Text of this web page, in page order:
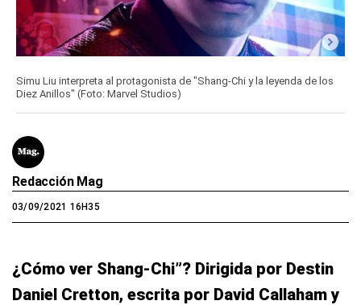
Simu Liu interpreta al protagonista de "Shang-Chi y la leyenda de los
Diez Anillos" (Foto: Marvel Studios)
Redacción Mag
03/09/2021 16H35
¿Cómo ver Shang-Chi”? Dirigida por Destin
Daniel Cretton, escrita por David Callaham y